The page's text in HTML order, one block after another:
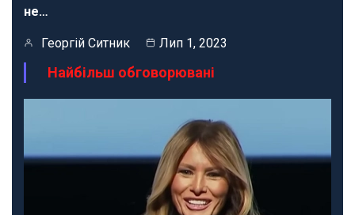
не…
Георгій Ситник Лип 1, 2023
Найбільш обговорювані